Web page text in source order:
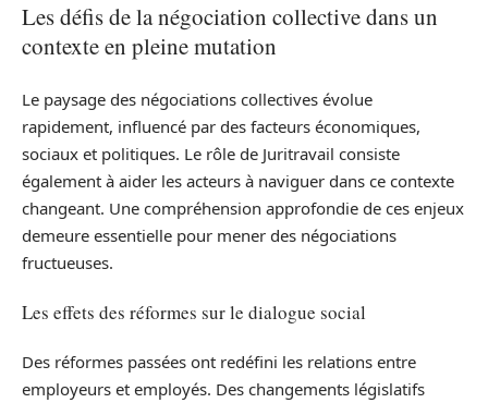
Les défis de la négociation collective dans un
contexte en pleine mutation
Le paysage des négociations collectives évolue
rapidement, influencé par des facteurs économiques,
sociaux et politiques. Le rôle de Juritravail consiste
également à aider les acteurs à naviguer dans ce contexte
changeant. Une compréhension approfondie de ces enjeux
demeure essentielle pour mener des négociations
fructueuses.
Les effets des réformes sur le dialogue social
Des réformes passées ont redéfini les relations entre
employeurs et employés. Des changements législatifs